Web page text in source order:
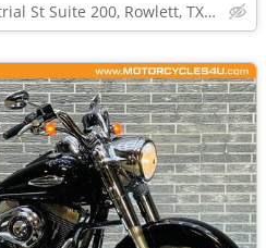
4210 Industrial St Suite 200, Rowlett, TX 75088